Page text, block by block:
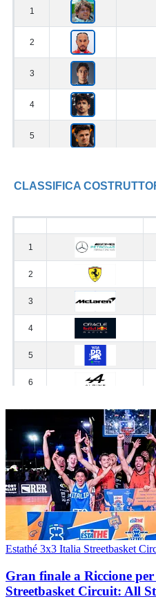
Estathé 3x3 Italia Streetbasket
Gran finale a Riccione
Streetbasket Circuit: All